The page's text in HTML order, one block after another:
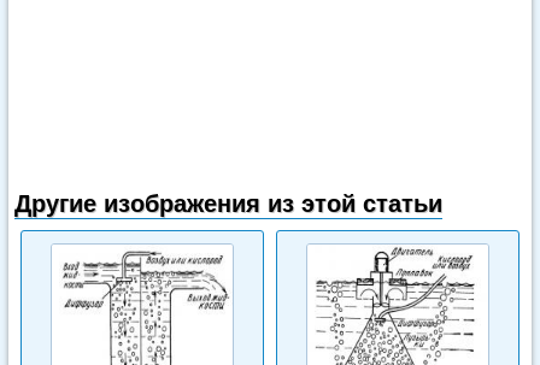
Другие изображения из этой статьи